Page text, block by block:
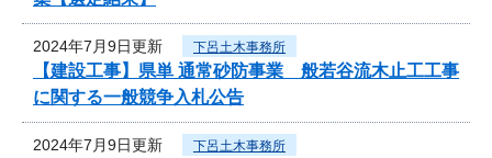
2024年7月9日更新 下呂土木事務所
【建設工事】県単 通常砂防事業 般若谷流木止工工事
に関する一般競争入札公告
2024年7月9日更新 下呂土木事務所